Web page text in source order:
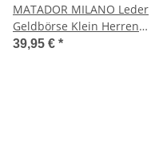
MATADOR MILANO Leder
Geldbörse Klein Herren
Ledergeldbörse RFID
39,95 € *